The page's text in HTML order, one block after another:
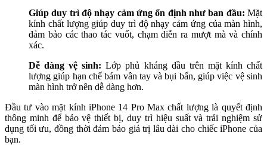
Giúp duy trì độ nhạy cảm ứng ổn định như ban đầu: Mặt
kính chất lượng giúp duy trì độ nhạy cảm ứng của màn hình,
đảm bảo các thao tác vuốt, chạm diễn ra mượt mà và chính
xác.
Dễ dàng vệ sinh:Lớp phủ kháng dầu trên mặt kính chất
lượng giúp hạn chế bám vân tay và bụi bẩn, giúp việc vệ sinh
màn hình trở nên dễ dàng hơn.
Đầu tư vào mặt kính iPhone 14 Pro Max chất lượng là quyết định
thông minh để bảo vệ thiết bị, duy trì hiệu suất và trải nghiệm sử
dụng tối ưu, đồng thời đảm bảo giá trị lâu dài cho chiếc iPhone của
bạn.